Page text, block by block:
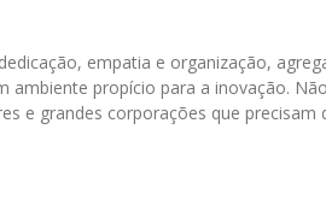
empatia e organização,
ambiente propício para a inovação.
e grandes corporações que precisam